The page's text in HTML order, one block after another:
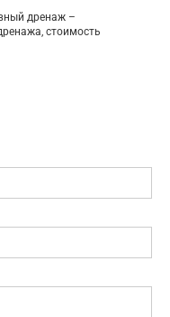
дренаж –
стоимость